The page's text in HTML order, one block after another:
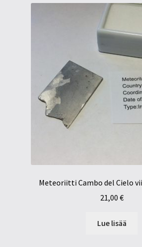
Meteoriitti Cambo del Cielo
21,00 €
Lue lisää